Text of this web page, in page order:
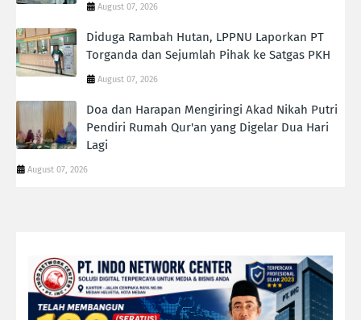
August 07, 2026
Diduga Rambah Hutan, LPPNU Laporkan PT
Torganda dan Sejumlah Pihak ke Satgas PKH
August 07, 2026
Doa dan Harapan Mengiringi Akad Nikah Putri
Pendiri Rumah Qur'an yang Digelar Dua Hari
Lagi
August 07, 2026